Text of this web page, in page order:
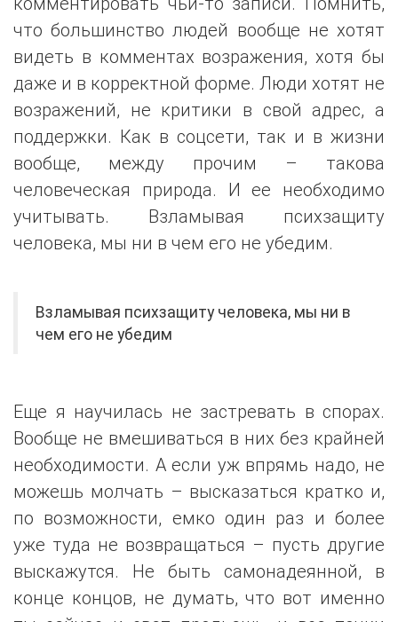
что большинство людей вообще не хотят
видеть в комментах возражения, хотя бы
даже и в корректной форме. Люди хотят не
возражений, не критики в свой адрес, а
поддержки. Как в соцсети, так и в жизни
вообще, между прочим – такова
человеческая природа. И ее необходимо
учитывать. Взламывая психзащиту
человека, мы ни в чем его не убедим.
Взламывая психзащиту человека, мы ни в
чем его не убедим
Еще я научилась не застревать в спорах.
Вообще не вмешиваться в них без крайней
необходимости. А если уж впрямь надо, не
можешь молчать – высказаться кратко и,
по возможности, емко один раз и более
уже туда не возвращаться – пусть другие
выскажутся. Не быть самонадеянной, в
конце концов, не думать, что вот именно